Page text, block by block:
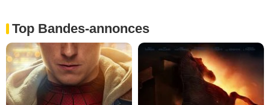
Top Bandes-annonces